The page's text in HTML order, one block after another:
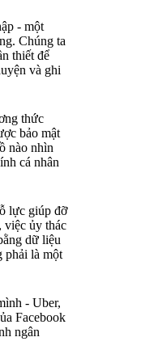
- một
Chúng ta
thiết để
và ghi
thức
bảo mật
nào nhìn
cá nhân
lực giúp đỡ
việc ủy thác
dữ liệu
phải là một
- Uber,
Facebook
ngân